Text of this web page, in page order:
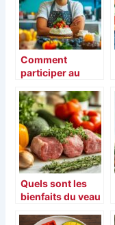
Comment
participer au
pâtissiers et
révéler votre
créativité
culinaire ?
Quels sont les
bienfaits du veau